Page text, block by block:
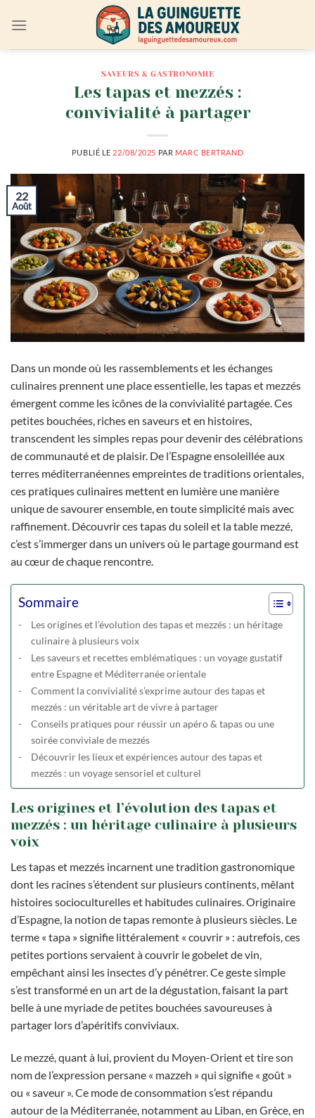
SAVEURS & GASTRONOMIE
Les tapas et mezzés :
convivialité à partager
PUBLIÉ LE 22/08/2025 PAR MARC BERTRAND
22
Août
Dans un monde où les rassemblements et les échanges
culinaires prennent une place essentielle, les tapas et mezzés
émergent comme les icônes de la convivialité partagée. Ces
petites bouchées, riches en saveurs et en histoires,
transcendent les simples repas pour devenir des célébrations
de communauté et de plaisir. De l’Espagne ensoleillée aux
terres méditerranéennes empreintes de traditions orientales,
ces pratiques culinaires mettent en lumière une manière
unique de savourer ensemble, en toute simplicité mais avec
raffinement. Découvrir ces tapas du soleil et la table mezzé,
c’est s’immerger dans un univers où le partage gourmand est
au cœur de chaque rencontre.
Sommaire
Les origines et l’évolution des tapas et mezzés : un héritage
culinaire à plusieurs voix
Les saveurs et recettes emblématiques : un voyage gustatif
entre Espagne et Méditerranée orientale
Comment la convivialité s’exprime autour des tapas et
mezzés : un véritable art de vivre à partager
Conseils pratiques pour réussir un apéro & tapas ou une
soirée conviviale de mezzés
Découvrir les lieux et expériences autour des tapas et
mezzés : un voyage sensoriel et culturel
Les origines et l’évolution des tapas et
mezzés : un héritage culinaire à plusieurs
voix
Les tapas et mezzés incarnent une tradition gastronomique
dont les racines s’étendent sur plusieurs continents, mêlant
histoires socioculturelles et habitudes culinaires. Originaire
d’Espagne, la notion de tapas remonte à plusieurs siècles. Le
terme « tapa » signifie littéralement « couvrir » : autrefois, ces
petites portions servaient à couvrir le gobelet de vin,
empêchant ainsi les insectes d’y pénétrer. Ce geste simple
s’est transformé en un art de la dégustation, faisant la part
belle à une myriade de petites bouchées savoureuses à
partager lors d’apéritifs conviviaux.
Le mezzé, quant à lui, provient du Moyen-Orient et tire son
nom de l’expression persane « mazzeh » qui signifie « goût »
ou « saveur ». Ce mode de consommation s’est répandu
autour de la Méditerranée, notamment au Liban, en Grèce, en